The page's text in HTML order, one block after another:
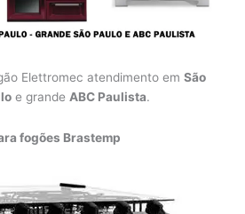
Elettromec atendimento emSão
e grandeABC Paulista.
fogões Brastemp